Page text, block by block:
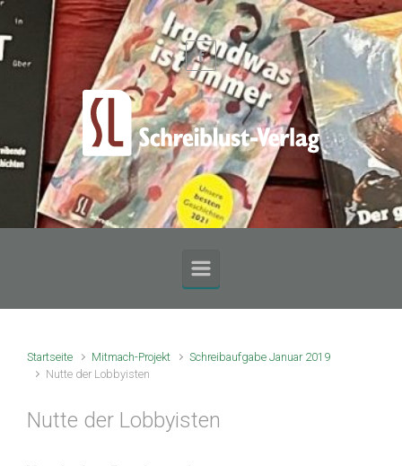
Zum Hauptinhalt springen
Startseite Mitmach-Projekt
Schreibaufgabe Januar 2019
Nutte der Lobbyisten
Nutte der Lobbyisten